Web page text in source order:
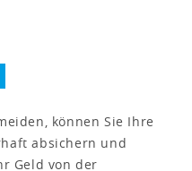
können Sie Ihre
absichern und
Geld von der